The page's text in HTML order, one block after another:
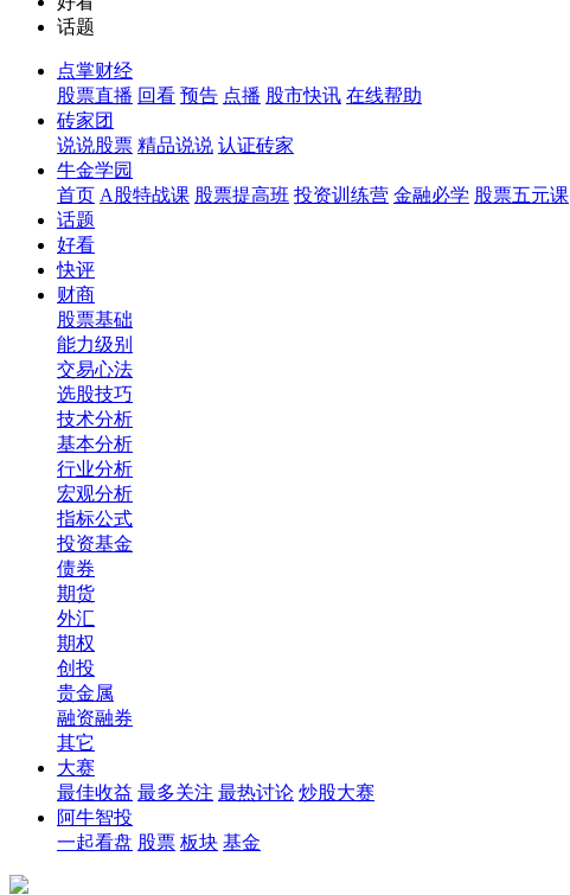
话题
点掌财经
股票直播 回看 预告 点播 股市快讯 在线帮助
砖家团
说说股票 精品说说 认证砖家
牛金学园
首页 A股特战课 股票提高班 投资训练营 金融必学 股票五元课
话题
好看
快评
财商
股票基础
能力级别
交易心法
选股技巧
技术分析
基本分析
行业分析
宏观分析
指标公式
投资基金
债券
期货
外汇
期权
创投
贵金属
融资融券
其它
大赛
最佳收益 最多关注 最热讨论 炒股大赛
阿牛智投
一起看盘 股票 板块 基金